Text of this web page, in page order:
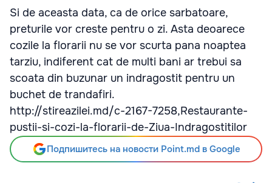
Si de aceasta data, ca de orice sarbatoare,
preturile vor creste pentru o zi. Asta deoarece
cozile la florarii nu se vor scurta pana noaptea
tarziu, indiferent cat de multi bani ar trebui sa
scoata din buzunar un indragostit pentru un
buchet de trandafiri.
http://stireazilei.md/c-2167-7258,Restaurante-
pustii-si-cozi-la-florarii-de-Ziua-Indragostitilor
Подпишитесь на новости Point.md в Google